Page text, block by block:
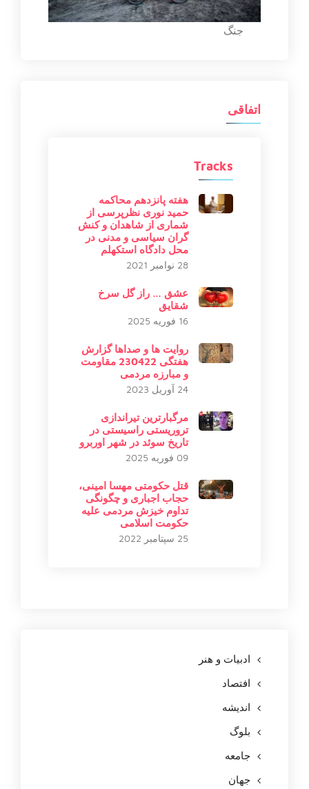
جنگ
اتفاقی
Tracks
هفته پانزدهم محاکمه
حمید نوری نظرپرسی از
شماری از شاهدان و کنش
گران سیاسی و مدنی در
محل دادگاه استکهلم
28 نوامبر 2021
عشق … راز گل سرخ
شقایق
16 فوریه 2025
روایت ها و صداها گزارش
هفتگی 230422 مقاومت
و مبارزه مردمی
24 آوریل 2023
مرگبارترین تیراندازی
تروریستی راسیستی در
تاریخ سوئد در شهر اوربرو
09 فوریه 2025
قتل حکومتی مهسا امینی،
حجاب اجباری و چگونگی
تداوم خیزش مردمی علیه
حکومت اسلامی
25 سپتامبر 2022
ادبیات و هنر
افتصاد
اندیشه
بلوگ
جامعه
جهان